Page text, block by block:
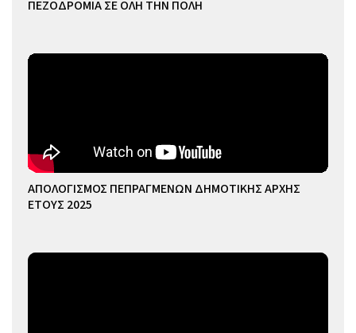
ΠΕΖΟΔΡΟΜΙΑ ΣΕ ΟΛΗ ΤΗΝ ΠΟΛΗ
ΑΠΟΛΟΓΙΣΜΟΣ ΠΕΠΡΑΓΜΕΝΩΝ ΔΗΜΟΤΙΚΗΣ ΑΡΧΗΣ
ΕΤΟΥΣ 2025